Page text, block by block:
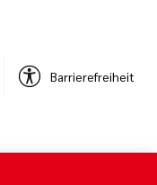
Barrierefreiheit